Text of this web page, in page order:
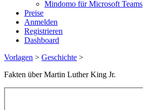
Mindomo für Microsoft Teams
Preise
Anmelden
Registrieren
Dashboard
Vorlagen > Geschichte >
Fakten über Martin Luther King Jr.